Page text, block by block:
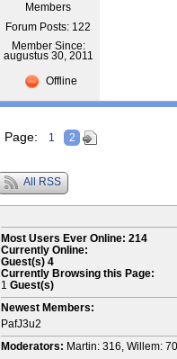
Members
Forum Posts: 122
Member Since:
augustus 30, 2011
Offline
Page: 1 2
All RSS
Most Users Ever Online: 214
Currently Online:
Guest(s) 4
Currently Browsing this Page:
1 Guest(s)
Newest Members:
PafJ3u2
Moderators: Martin: 316, Willem: